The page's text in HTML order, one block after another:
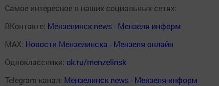
Самое интересное в наших социальных сетях:
ВКонтакте: Мензелинск news - Мензеля-информ
MAX: Новости Мензелинска - Мензеля онлайн
Одноклассники: ok.ru/menzelinsk
Telegram-канал: Мензелинск news - Мензеля-информ